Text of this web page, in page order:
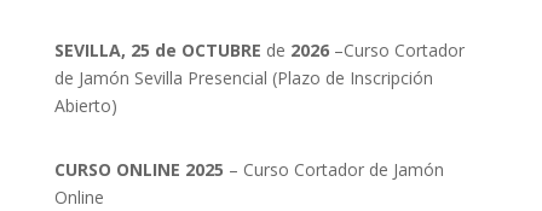
SEVILLA, 25 de OCTUBRE de 2026–Curso Cortador
de Jamón Sevilla Presencial (Plazo de Inscripción
Abierto)
CURSO ONLINE 2025 – Curso Cortador de Jamón
Online